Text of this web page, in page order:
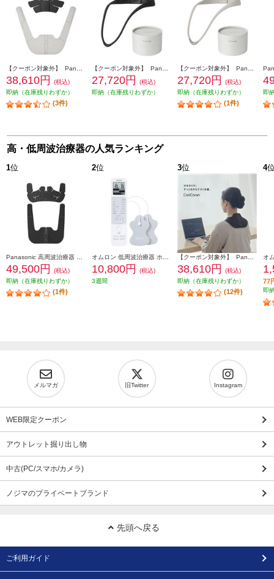
38,610円
(税込)
即納（在庫残りわずか）
(3件)
27,720円
(税込)
即納（在庫残りわずか）
27,720円
(税込)
即納（在庫残りわずか）
(1件)
即
高・低周波治療器の人気ランキング
1位
49,500円
(税込)
即納（在庫残りわずか）
(1件)
2位
10,800円
(税込)
3週間
3位
38,610円
(税込)
即納（在庫残りわずか）
(12件)
4
77
即
メルマガ 旧Twitter Instagram
WEB限定クーポン
アウトレット掘り出し物
中古(PC/スマホ/カメラ)
ノジマのプライベートブランド
先頭へ戻る
ご利用ガイド